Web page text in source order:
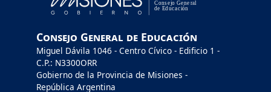
Consejo General de Educación
Miguel Dávila 1046 - Centro Cívico - Edificio 1 -
C.P.: N3300ORR
Gobierno de la Provincia de Misiones -
República Argentina